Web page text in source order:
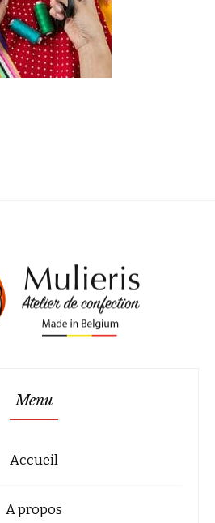
Menu
Accueil
A propos